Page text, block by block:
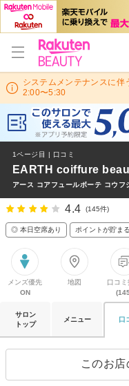
システムメンテナンスに
2:00〜5:30
1ページ目 | 口コミ
EARTH coiffure
アース コアフュールボーテ コウフ
4.4 (145件)
◎ 本日空席あり ポイントが貯ま
メンズ優先
ON
地図
口コ
サロン
トップ
メニュー 口
このお